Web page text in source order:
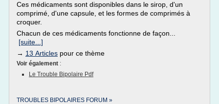
Ces médicaments sont disponibles dans le sirop, d'un
comprimé, d'une capsule, et les formes de comprimés à
croquer.
Chacun de ces médicaments fonctionne de façon...
[suite...]
→ 13 Articles pour ce thème
Voir également :
Le Trouble Bipolaire Pdf
TROUBLES BIPOLAIRES FORUM »